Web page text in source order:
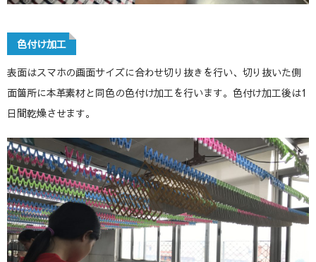
色付け加工
表面はスマホの画面サイズに合わせ切り抜きを行い、切り抜いた側
面箇所に本革素材と同色の色付け加工を行います。色付け加工後は1
日間乾燥させます。